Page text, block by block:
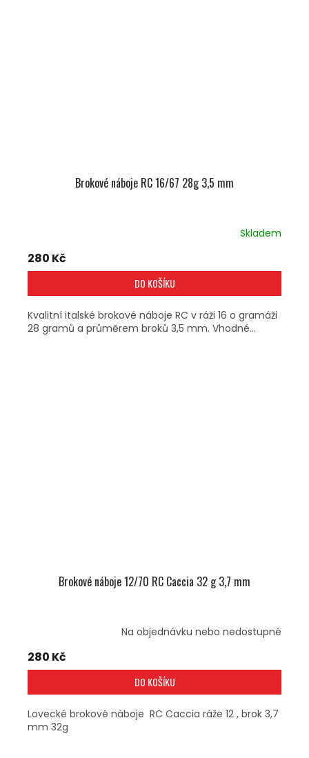
Brokové náboje RC 16/67 28g 3,5 mm
Skladem
280 Kč
DO KOŠÍKU
Kvalitní italské brokové náboje RC v ráži 16 o gramáži
28 gramů a průměrem broků 3,5 mm. Vhodné...
Brokové náboje 12/70 RC Caccia 32 g 3,7 mm
Na objednávku nebo nedostupné
280 Kč
DO KOŠÍKU
Lovecké brokové náboje RC Caccia ráže 12 , brok 3,7
mm 32g